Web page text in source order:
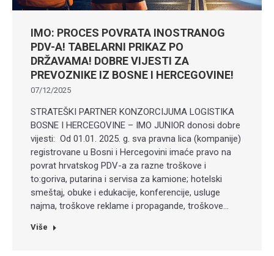
IMO: PROCES POVRATA INOSTRANOG
PDV-A! TABELARNI PRIKAZ PO
DRŽAVAMA! DOBRE VIJESTI ZA
PREVOZNIKE IZ BOSNE I HERCEGOVINE!
07/12/2025
STRATEŠKI PARTNER KONZORCIJUMA LOGISTIKA
BOSNE I HERCEGOVINE – IMO JUNIOR donosi dobre
vijesti: Od 01.01. 2025. g. sva pravna lica (kompanije)
registrovane u Bosni i Hercegovini imaće pravo na
povrat hrvatskog PDV-a za razne troškove i
to:goriva, putarina i servisa za kamione; hotelski
smeštaj, obuke i edukacije, konferencije, usluge
najma, troškove reklame i propagande, troškove…
Više